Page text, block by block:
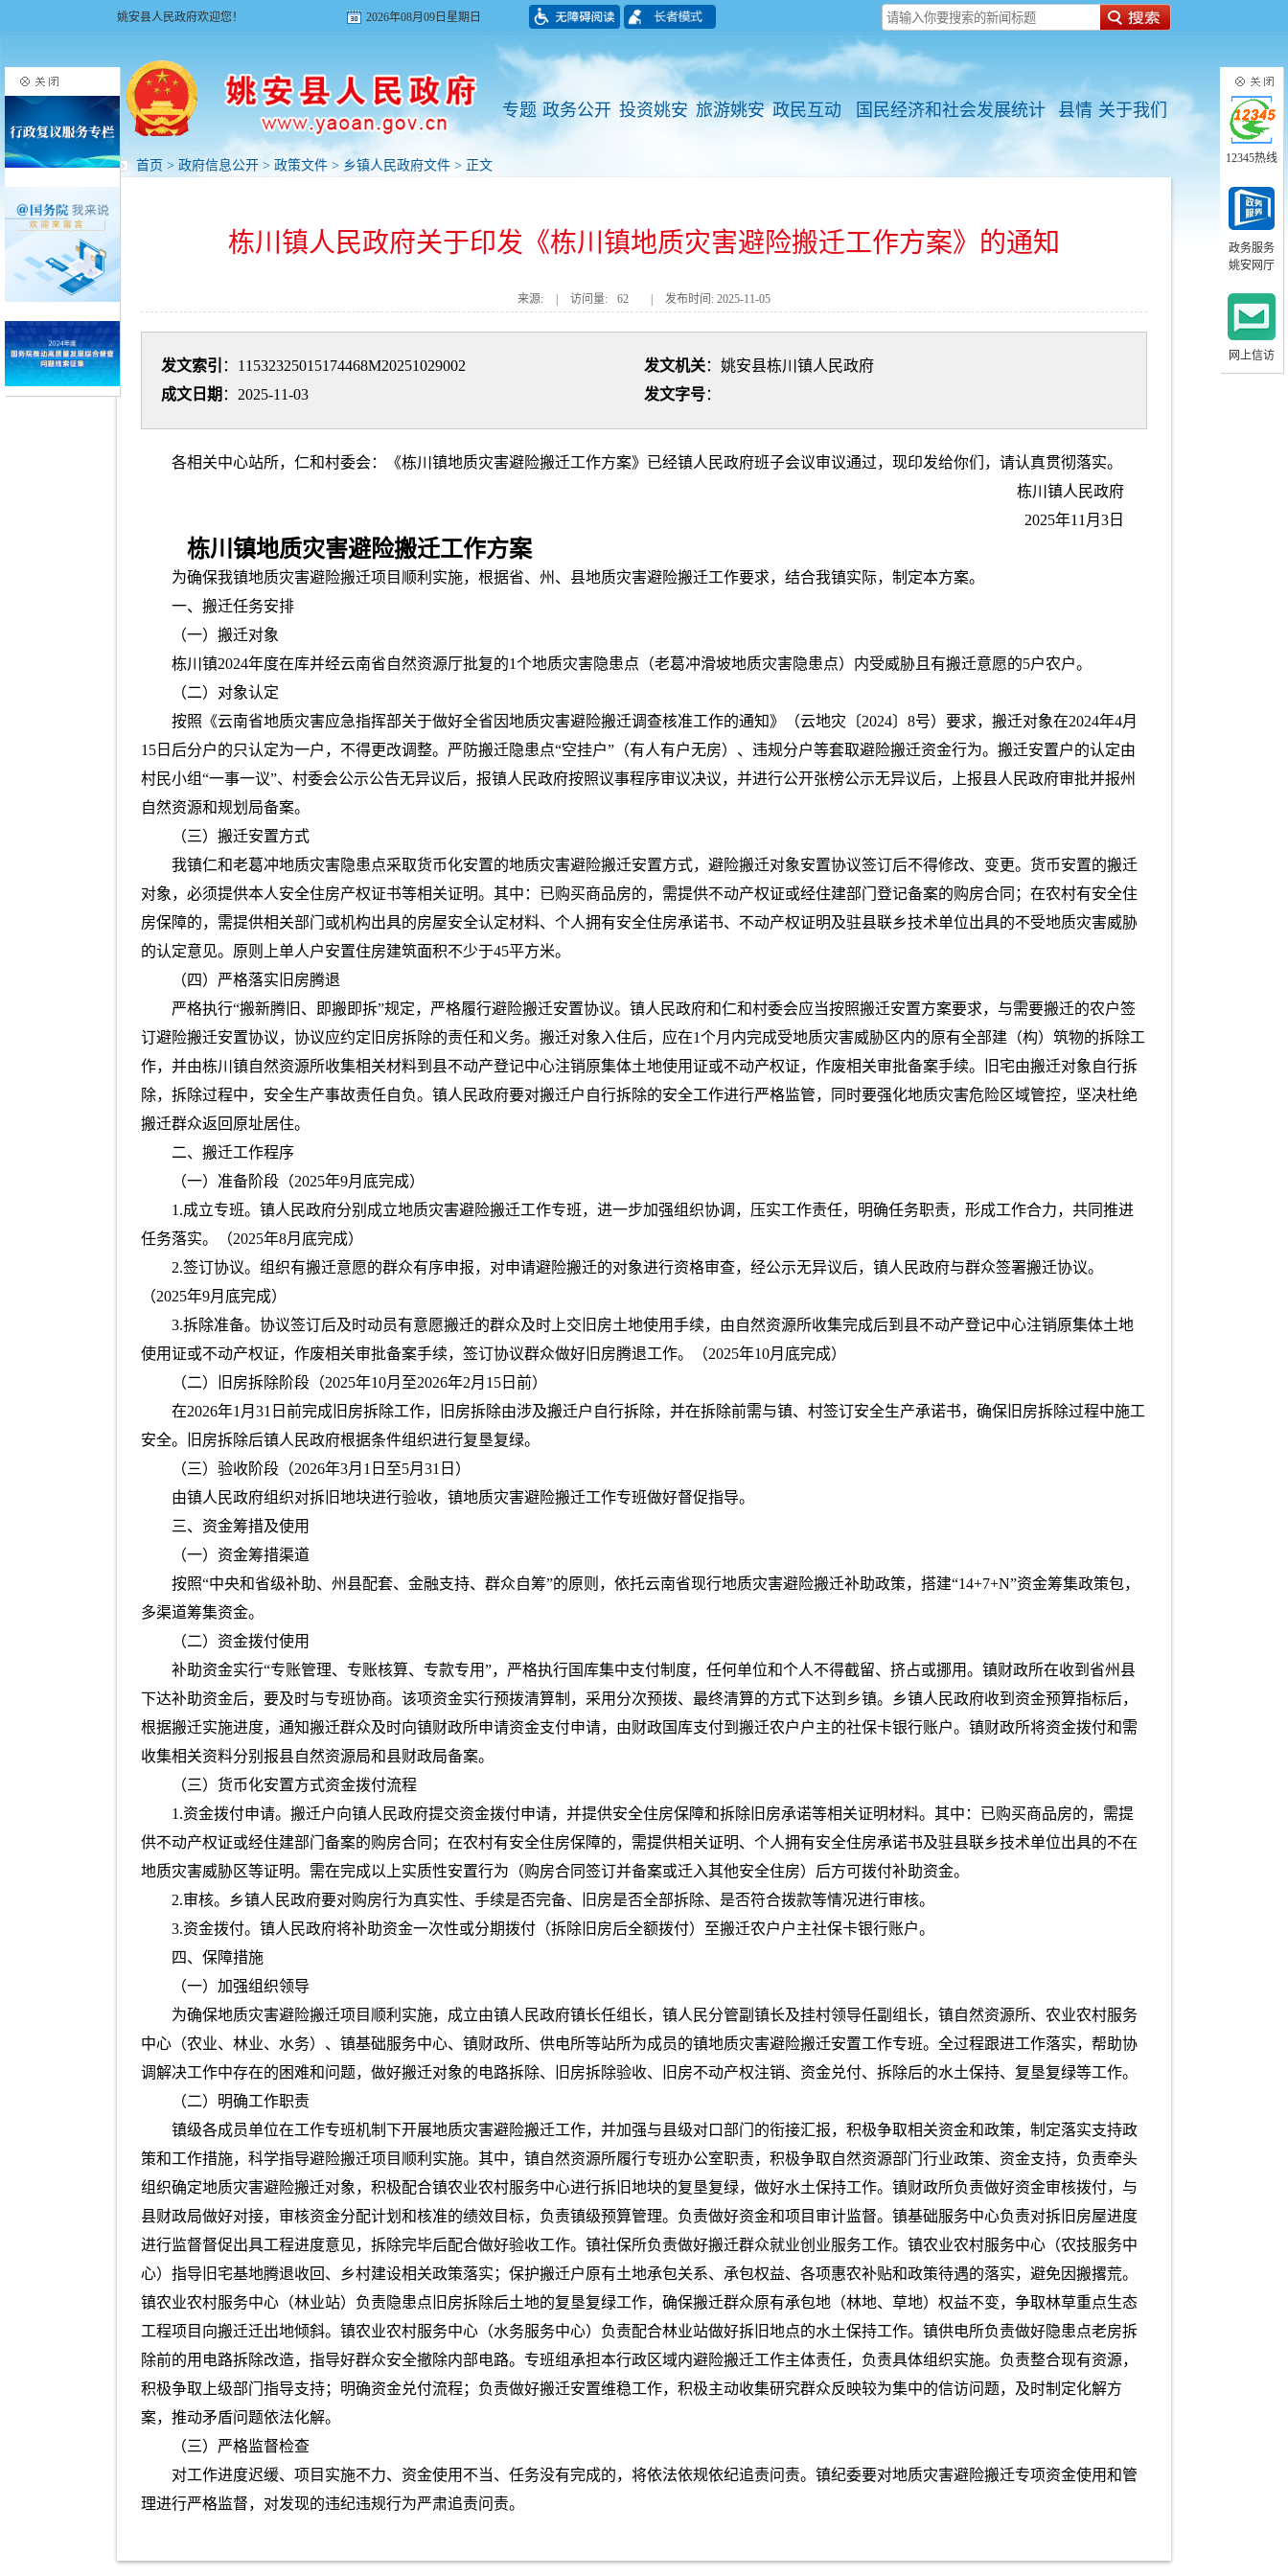
姚安县人民政府欢迎您！ 2026年08月09日星期日
专题 政务公开 投资姚安 旅游姚安 政民互动 国民经济和社会发展统计 县情 关于我们
首页 > 政府信息公开 > 政策文件 > 乡镇人民政府文件 > 正文
栋川镇人民政府关于印发《栋川镇地质灾害避险搬迁工作方案》的通知
来源: 访问量: 62 发布时间: 2025-11-05
发文索引 ：11532325015174468M20251029002 发文机关：姚安县栋川镇人民政府
成文日期 ：2025-11-03 发文字号：
各相关中心站所，仁和村委会：《栋川镇地质灾害避险搬迁工作方案》已经镇人民政府班子会议审议通过，现印发给你们，请认真贯彻落实。
栋川镇人民政府
2025年11月3日
栋川镇地质灾害避险搬迁工作方案
为确保我镇地质灾害避险搬迁项目顺利实施，根据省、州、县地质灾害避险搬迁工作要求，结合我镇实际，制定本方案。
一、搬迁任务安排
（一）搬迁对象
栋川镇2024年度在库并经云南省自然资源厅批复的1个地质灾害隐患点（老葛冲滑坡地质灾害隐患点）内受威胁且有搬迁意愿的5户农户。
（二）对象认定
按照《云南省地质灾害应急指挥部关于做好全省因地质灾害避险搬迁调查核准工作的通知》（云地灾〔2024〕8号）要求，搬迁对象在2024年4月
15日后分户的只认定为一户，不得更改调整。严防搬迁隐患点“空挂户”（有人有户无房）、违规分户等套取避险搬迁资金行为。搬迁安置户的认定由
村民小组“一事一议”、村委会公示公告无异议后，报镇人民政府按照议事程序审议决议，并进行公开张榜公示无异议后，上报县人民政府审批并报州
自然资源和规划局备案。
（三）搬迁安置方式
我镇仁和老葛冲地质灾害隐患点采取货币化安置的地质灾害避险搬迁安置方式，避险搬迁对象安置协议签订后不得修改、变更。货币安置的搬迁
对象，必须提供本人安全住房产权证书等相关证明。其中：已购买商品房的，需提供不动产权证或经住建部门登记备案的购房合同；在农村有安全住
房保障的，需提供相关部门或机构出具的房屋安全认定材料、个人拥有安全住房承诺书、不动产权证明及驻县联乡技术单位出具的不受地质灾害威胁
的认定意见。原则上单人户安置住房建筑面积不少于45平方米。
（四）严格落实旧房腾退
严格执行“搬新腾旧、即搬即拆”规定，严格履行避险搬迁安置协议。镇人民政府和仁和村委会应当按照搬迁安置方案要求，与需要搬迁的农户签
订避险搬迁安置协议，协议应约定旧房拆除的责任和义务。搬迁对象入住后，应在1个月内完成受地质灾害威胁区内的原有全部建（构）筑物的拆除工
作，并由栋川镇自然资源所收集相关材料到县不动产登记中心注销原集体土地使用证或不动产权证，作废相关审批备案手续。旧宅由搬迁对象自行拆
除，拆除过程中，安全生产事故责任自负。镇人民政府要对搬迁户自行拆除的安全工作进行严格监管，同时要强化地质灾害危险区域管控，坚决杜绝
搬迁群众返回原址居住。
二、搬迁工作程序
（一）准备阶段（2025年9月底完成）
1.成立专班。镇人民政府分别成立地质灾害避险搬迁工作专班，进一步加强组织协调，压实工作责任，明确任务职责，形成工作合力，共同推进
任务落实。（2025年8月底完成）
2.签订协议。组织有搬迁意愿的群众有序申报，对申请避险搬迁的对象进行资格审查，经公示无异议后，镇人民政府与群众签署搬迁协议。
（2025年9月底完成）
3.拆除准备。协议签订后及时动员有意愿搬迁的群众及时上交旧房土地使用手续，由自然资源所收集完成后到县不动产登记中心注销原集体土地
使用证或不动产权证，作废相关审批备案手续，签订协议群众做好旧房腾退工作。（2025年10月底完成）
（二）旧房拆除阶段（2025年10月至2026年2月15日前）
在2026年1月31日前完成旧房拆除工作，旧房拆除由涉及搬迁户自行拆除，并在拆除前需与镇、村签订安全生产承诺书，确保旧房拆除过程中施工
安全。旧房拆除后镇人民政府根据条件组织进行复垦复绿。
（三）验收阶段（2026年3月1日至5月31日）
由镇人民政府组织对拆旧地块进行验收，镇地质灾害避险搬迁工作专班做好督促指导。
三、资金筹措及使用
（一）资金筹措渠道
按照“中央和省级补助、州县配套、金融支持、群众自筹”的原则，依托云南省现行地质灾害避险搬迁补助政策，搭建“14+7+N”资金筹集政策包，
多渠道筹集资金。
（二）资金拨付使用
补助资金实行“专账管理、专账核算、专款专用”，严格执行国库集中支付制度，任何单位和个人不得截留、挤占或挪用。镇财政所在收到省州县
下达补助资金后，要及时与专班协商。该项资金实行预拨清算制，采用分次预拨、最终清算的方式下达到乡镇。乡镇人民政府收到资金预算指标后，
根据搬迁实施进度，通知搬迁群众及时向镇财政所申请资金支付申请，由财政国库支付到搬迁农户户主的社保卡银行账户。镇财政所将资金拨付和需
收集相关资料分别报县自然资源局和县财政局备案。
（三）货币化安置方式资金拨付流程
1.资金拨付申请。搬迁户向镇人民政府提交资金拨付申请，并提供安全住房保障和拆除旧房承诺等相关证明材料。其中：已购买商品房的，需提
供不动产权证或经住建部门备案的购房合同；在农村有安全住房保障的，需提供相关证明、个人拥有安全住房承诺书及驻县联乡技术单位出具的不在
地质灾害威胁区等证明。需在完成以上实质性安置行为（购房合同签订并备案或迁入其他安全住房）后方可拨付补助资金。
2.审核。乡镇人民政府要对购房行为真实性、手续是否完备、旧房是否全部拆除、是否符合拨款等情况进行审核。
3.资金拨付。镇人民政府将补助资金一次性或分期拨付（拆除旧房后全额拨付）至搬迁农户户主社保卡银行账户。
四、保障措施
（一）加强组织领导
为确保地质灾害避险搬迁项目顺利实施，成立由镇人民政府镇长任组长，镇人民分管副镇长及挂村领导任副组长，镇自然资源所、农业农村服务
中心（农业、林业、水务）、镇基础服务中心、镇财政所、供电所等站所为成员的镇地质灾害避险搬迁安置工作专班。全过程跟进工作落实，帮助协
调解决工作中存在的困难和问题，做好搬迁对象的电路拆除、旧房拆除验收、旧房不动产权注销、资金兑付、拆除后的水土保持、复垦复绿等工作。
（二）明确工作职责
镇级各成员单位在工作专班机制下开展地质灾害避险搬迁工作，并加强与县级对口部门的衔接汇报，积极争取相关资金和政策，制定落实支持政
策和工作措施，科学指导避险搬迁项目顺利实施。其中，镇自然资源所履行专班办公室职责，积极争取自然资源部门行业政策、资金支持，负责牵头
组织确定地质灾害避险搬迁对象，积极配合镇农业农村服务中心进行拆旧地块的复垦复绿，做好水土保持工作。镇财政所负责做好资金审核拨付，与
县财政局做好对接，审核资金分配计划和核准的绩效目标，负责镇级预算管理。负责做好资金和项目审计监督。镇基础服务中心负责对拆旧房屋进度
进行监督督促出具工程进度意见，拆除完毕后配合做好验收工作。镇社保所负责做好搬迁群众就业创业服务工作。镇农业农村服务中心（农技服务中
心）指导旧宅基地腾退收回、乡村建设相关政策落实；保护搬迁户原有土地承包关系、承包权益、各项惠农补贴和政策待遇的落实，避免因搬撂荒。
镇农业农村服务中心（林业站）负责隐患点旧房拆除后土地的复垦复绿工作，确保搬迁群众原有承包地（林地、草地）权益不变，争取林草重点生态
工程项目向搬迁迁出地倾斜。镇农业农村服务中心（水务服务中心）负责配合林业站做好拆旧地点的水土保持工作。镇供电所负责做好隐患点老房拆
除前的用电路拆除改造，指导好群众安全撤除内部电路。专班组承担本行政区域内避险搬迁工作主体责任，负责具体组织实施。负责整合现有资源，
积极争取上级部门指导支持；明确资金兑付流程；负责做好搬迁安置维稳工作，积极主动收集研究群众反映较为集中的信访问题，及时制定化解方
案，推动矛盾问题依法化解。
（三）严格监督检查
对工作进度迟缓、项目实施不力、资金使用不当、任务没有完成的，将依法依规依纪追责问责。镇纪委要对地质灾害避险搬迁专项资金使用和管
理进行严格监督，对发现的违纪违规行为严肃追责问责。
12345热线
政务服务
姚安网厅
网上信访